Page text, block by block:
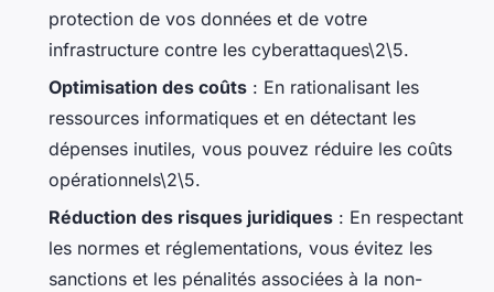
protection de vos données et de votre
infrastructure contre les cyberattaques\2\5.
Optimisation des coûts : En rationalisant les
ressources informatiques et en détectant les
dépenses inutiles, vous pouvez réduire les coûts
opérationnels\2\5.
Réduction des risques juridiques : En respectant
les normes et réglementations, vous évitez les
sanctions et les pénalités associées à la non-